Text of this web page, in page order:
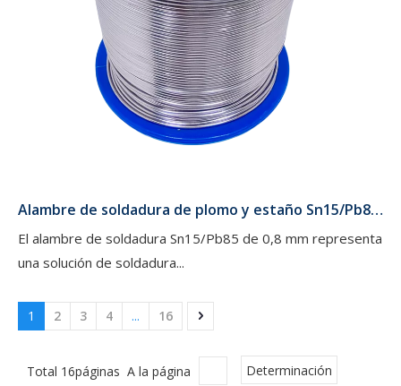
Alambre de soldadura de plomo y estaño Sn15/Pb85 de 0,8 mm de diámetro en carrete, peso de 100 g, 400 gy 800 g para conexiones de placas de circuito de China
El alambre de soldadura Sn15/Pb85 de 0,8 mm representa
una solución de soldadura...
1 2 3 4 ... 16
Total 16páginas A la página Determinación